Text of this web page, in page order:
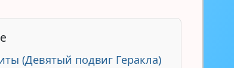
(Девятый подвиг Геракла)